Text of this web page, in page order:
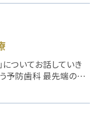
についてお話していき
う予防歯科 最先端の…